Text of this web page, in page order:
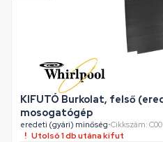
KIFUTÓ Burkolat, felső
mosogatógép
eredeti (gyári) minőség•Cikkszám:
Utolsó 1 db utána kifut